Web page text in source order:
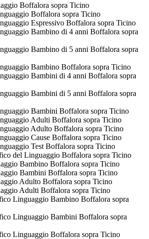
Boffalora sopra Ticino
Boffalora sopra Ticino
Espressivo Boffalora sopra Ticino
Bambino di 4 anni Boffalora sopra
Bambino di 5 anni Boffalora sopra
Bambino Boffalora sopra Ticino
Bambini di 4 anni Boffalora sopra
Bambini di 5 anni Boffalora sopra
Bambini Boffalora sopra Ticino
Adulti Boffalora sopra Ticino
Adulto Boffalora sopra Ticino
Cause Boffalora sopra Ticino
Test Boffalora sopra Ticino
del Linguaggio Boffalora sopra Ticino
Bambino Boffalora sopra Ticino
Bambini Boffalora sopra Ticino
Adulto Boffalora sopra Ticino
Adulti Boffalora sopra Ticino
Linguaggio Bambino Boffalora sopra
Linguaggio Bambini Boffalora sopra
Linguaggio Boffalora sopra Ticino